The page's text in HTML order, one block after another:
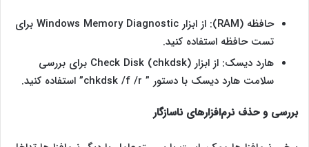
حافظه (RAM): از ابزار Windows Memory Diagnostic برای
تست حافظه استفاده کنید.
هارد دیسک: از ابزار Check Disk (chkdsk) برای بررسی
سلامت‌ هارد دیسک با دستور ” chkdsk /f /r” استفاده کنید.
بررسی و حذف نرم‌افزارهای ناسازگار